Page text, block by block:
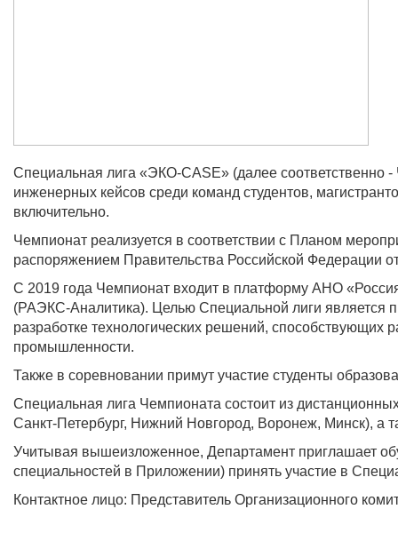
Специальная лига «ЭКО-CASE» (далее
инженерных кейсов среди команд студентов,
включительно.
Чемпионат реализуется в соответствии с Планом
распоряжением Правительства Российской Федерации
С 2019 года Чемпионат входит в платформу АНО
(РАЭКС-Аналитика). Целью Специальной лиги является
разработке технологических решений, способствующих
промышленности.
Также в соревновании примут участие студенты
Специальная лига Чемпионата состоит из
Санкт-Петербург, Нижний Новгород, Воронеж, Минск), а
Учитывая вышеизложенное, Департамент приглашает
специальностей в Приложении) принять участие в
Контактное лицо: Представитель Организационного